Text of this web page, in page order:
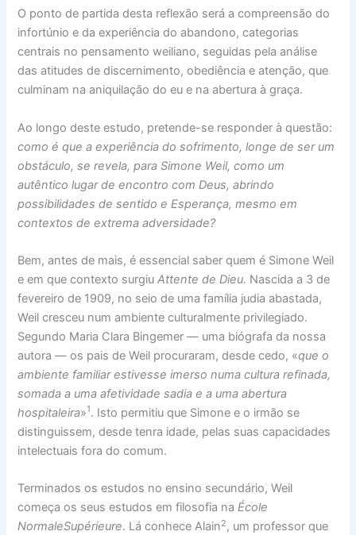
O ponto de partida desta reflexão será a compreensão do
infortúnio e da experiência do abandono, categorias
centrais no pensamento weiliano, seguidas pela análise
das atitudes de discernimento, obediência e atenção, que
culminam na aniquilação do eu e na abertura à graça.
Ao longo deste estudo, pretende-se responder à questão:
como é que a experiência do sofrimento, longe de ser um
obstáculo, se revela, para Simone Weil, como um
autêntico lugar de encontro com Deus, abrindo
possibilidades de sentido e Esperança, mesmo em
contextos de extrema adversidade?
Bem, antes de mais, é essencial saber quem é Simone Weil
e em que contexto surgiuAttente de Dieu. Nascida a 3 de
fevereiro de 1909, no seio de uma família judia abastada,
Weil cresceu num ambiente culturalmente privilegiado.
Segundo Maria Clara Bingemer — uma biógrafa da nossa
autora — os pais de Weil procuraram, desde cedo, «que o
ambiente familiar estivesse imerso numa cultura refinada,
somada a uma afetividade sadia e a uma abertura
hospitaleira»1. Isto permitiu que Simone e o irmão se
distinguissem, desde tenra idade, pelas suas capacidades
intelectuais fora do comum.
Terminados os estudos no ensino secundário, Weil
começa os seus estudos em filosofia naÉcole
NormaleSupérieure. Lá conhece Alain2, um professor que